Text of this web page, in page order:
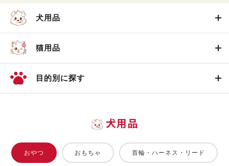
犬用品
猫用品
目的別に探す
犬用品
おやつ おもちゃ 首輪・ハーネス・リード